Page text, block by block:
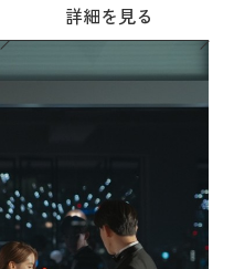
詳細を見る